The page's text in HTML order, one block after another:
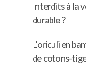
Interdits à la
durable ?
L’oriculi en
de cotons-